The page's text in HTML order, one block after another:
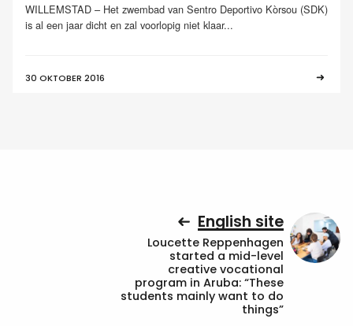
WILLEMSTAD – Het zwembad van Sentro Deportivo Kòrsou (SDK)
is al een jaar dicht en zal voorlopig niet klaar...
30 OKTOBER 2016
English site
Loucette Reppenhagen
started a mid-level
creative vocational
program in Aruba: “These
students mainly want to do
things”